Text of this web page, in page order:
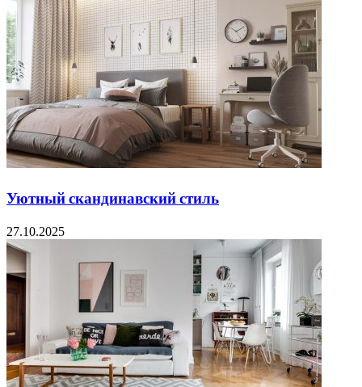
Уютный скандинавский стиль
27.10.2025